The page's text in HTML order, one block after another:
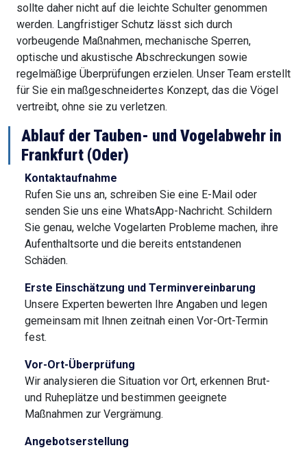
sollte daher nicht auf die leichte Schulter genommen
werden. Langfristiger Schutz lässt sich durch
vorbeugende Maßnahmen, mechanische Sperren,
optische und akustische Abschreckungen sowie
regelmäßige Überprüfungen erzielen. Unser Team erstellt
für Sie ein maßgeschneidertes Konzept, das die Vögel
vertreibt, ohne sie zu verletzen.
Ablauf der Tauben- und Vogelabwehr in
Frankfurt (Oder)
Kontaktaufnahme
Rufen Sie uns an, schreiben Sie eine E-Mail oder
senden Sie uns eine WhatsApp-Nachricht. Schildern
Sie genau, welche Vogelarten Probleme machen, ihre
Aufenthaltsorte und die bereits entstandenen
Schäden.
Erste Einschätzung und Terminvereinbarung
Unsere Experten bewerten Ihre Angaben und legen
gemeinsam mit Ihnen zeitnah einen Vor-Ort-Termin
fest.
Vor-Ort-Überprüfung
Wir analysieren die Situation vor Ort, erkennen Brut-
und Ruheplätze und bestimmen geeignete
Maßnahmen zur Vergrämung.
Angebotserstellung